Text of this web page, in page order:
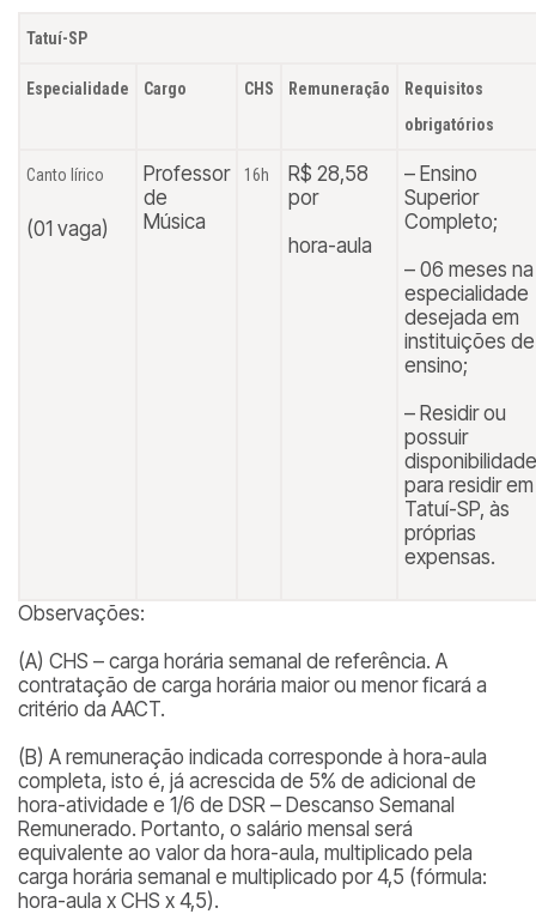
Tatuí-SP
Especialidade Cargo CHS Remuneração
Requisitos
obrigatórios
Canto lírico
(01 vaga)
Professor
de
Música
16h
R$ 28,58
por
hora-aula
– Ensino
Superior
Completo;
– 06 meses na
especialidade
desejada em
instituições de
ensino;
– Residir ou
possuir
disponibilidade
para residir em
Tatuí-SP, às
próprias
expensas.
Observações:
(A) CHS – carga horária semanal de referência. A
contratação de carga horária maior ou menor ficará a
critério da AACT.
(B) A remuneração indicada corresponde à hora-aula
completa, isto é, já acrescida de 5% de adicional de
hora-atividade e 1/6 de DSR – Descanso Semanal
Remunerado. Portanto, o salário mensal será
equivalente ao valor da hora-aula, multiplicado pela
carga horária semanal e multiplicado por 4,5 (fórmula:
hora-aula x CHS x 4,5).